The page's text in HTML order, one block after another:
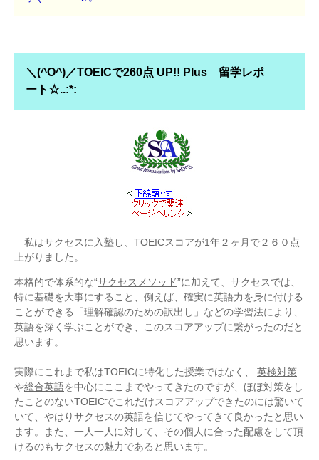
＼(^O^)／TOEICで260点 UP!! Plus 留学レポ
ート☆..:*:
私はサクセスに入塾し、TOEICスコアが1年２ヶ月で２６０点
上がりました。
本格的で体系的な“サクセスメソッド”に加えて、サクセスでは、
特に基礎を大事にすること、例えば、確実に英語力を身に付ける
ことができる「理解確認のための訳出し」などの学習法により、
英語を深く学ぶことができ、このスコアアップに繋がったのだと
思います。
実際にこれまで私はTOEICに特化した授業ではなく、 英検対策
や総合英語を中心にここまでやってきたのですが、ほぼ対策をし
たことのないTOEICでこれだけスコアアップできたのには驚いて
いて、やはりサクセスの英語を信じてやってきて良かったと思い
ます。また、一人一人に対して、その個人に合った配慮をして頂
けるのもサクセスの魅力であると思います。